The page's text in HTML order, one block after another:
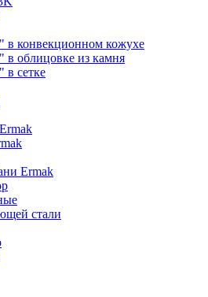
конвекционном кожухе
облицовке из камня
сетке
Ermak
стали